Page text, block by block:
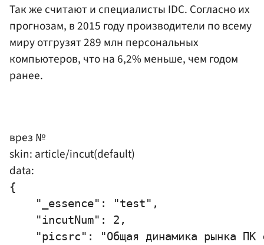
Так же считают и специалисты IDC. Согласно их
прогнозам, в 2015 году производители по всему
миру отгрузят 289 млн персональных
компьютеров, что на 6,2% меньше, чем годом
ранее.
врез №
skin: article/incut(default)
data:
{
    "_essence": "test",
    "incutNum": 2,
"picsrc": "Общая динамика рынка ПК